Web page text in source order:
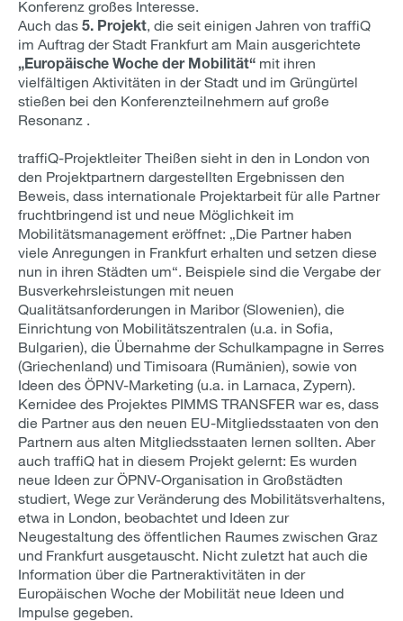
Konferenz großes Interesse.
Auch das 5. Projekt, die seit einigen Jahren von traffiQ
im Auftrag der Stadt Frankfurt am Main ausgerichtete
„Europäische Woche der Mobilität“ mit ihren
vielfältigen Aktivitäten in der Stadt und im Grüngürtel
stießen bei den Konferenzteilnehmern auf große
Resonanz .
traffiQ-Projektleiter Theißen sieht in den in London von
den Projektpartnern dargestellten Ergebnissen den
Beweis, dass internationale Projektarbeit für alle Partner
fruchtbringend ist und neue Möglichkeit im
Mobilitätsmanagement eröffnet: „Die Partner haben
viele Anregungen in Frankfurt erhalten und setzen diese
nun in ihren Städten um“. Beispiele sind die Vergabe der
Busverkehrsleistungen mit neuen
Qualitätsanforderungen in Maribor (Slowenien), die
Einrichtung von Mobilitätszentralen (u.a. in Sofia,
Bulgarien), die Übernahme der Schulkampagne in Serres
(Griechenland) und Timisoara (Rumänien), sowie von
Ideen des ÖPNV-Marketing (u.a. in Larnaca, Zypern).
Kernidee des Projektes PIMMS TRANSFER war es, dass
die Partner aus den neuen EU-Mitgliedsstaaten von den
Partnern aus alten Mitgliedsstaaten lernen sollten. Aber
auch traffiQ hat in diesem Projekt gelernt: Es wurden
neue Ideen zur ÖPNV-Organisation in Großstädten
studiert, Wege zur Veränderung des Mobilitätsverhaltens,
etwa in London, beobachtet und Ideen zur
Neugestaltung des öffentlichen Raumes zwischen Graz
und Frankfurt ausgetauscht. Nicht zuletzt hat auch die
Information über die Partneraktivitäten in der
Europäischen Woche der Mobilität neue Ideen und
Impulse gegeben.